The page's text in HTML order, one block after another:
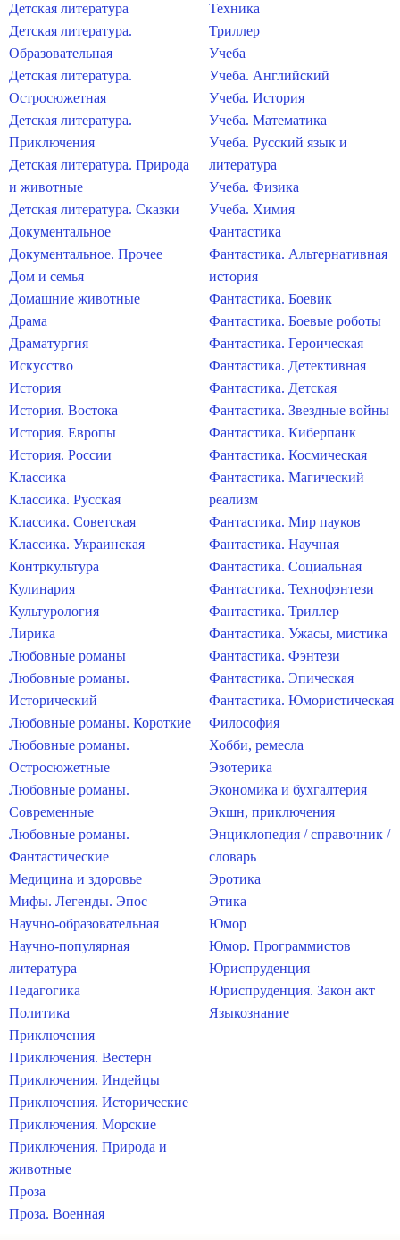
Детская литература
Детская литература.
Образовательная
Детская литература.
Остросюжетная
Детская литература.
Приключения
Детская литература. Природа
и животные
Детская литература. Сказки
Документальное
Документальное. Прочее
Дом и семья
Домашние животные
Драма
Драматургия
Искусство
История
История. Востока
История. Европы
История. России
Классика
Классика. Русская
Классика. Советская
Классика. Украинская
Контркультура
Кулинария
Культурология
Лирика
Любовные романы
Любовные романы.
Исторический
Любовные романы. Короткие
Любовные романы.
Остросюжетные
Любовные романы.
Современные
Любовные романы.
Фантастические
Медицина и здоровье
Мифы. Легенды. Эпос
Научно-образовательная
Научно-популярная
литература
Педагогика
Политика
Приключения
Приключения. Вестерн
Приключения. Индейцы
Приключения. Исторические
Приключения. Морские
Приключения. Природа и
животные
Проза
Проза. Военная
Техника
Триллер
Учеба
Учеба. Английский
Учеба. История
Учеба. Математика
Учеба. Русский язык и
литература
Учеба. Физика
Учеба. Химия
Фантастика
Фантастика. Альтернативная
история
Фантастика. Боевик
Фантастика. Боевые роботы
Фантастика. Героическая
Фантастика. Детективная
Фантастика. Детская
Фантастика. Звездные войны
Фантастика. Киберпанк
Фантастика. Космическая
Фантастика. Магический
реализм
Фантастика. Мир пауков
Фантастика. Научная
Фантастика. Социальная
Фантастика. Технофэнтези
Фантастика. Триллер
Фантастика. Ужасы, мистика
Фантастика. Фэнтези
Фантастика. Эпическая
Фантастика. Юмористическая
Философия
Хобби, ремесла
Эзотерика
Экономика и бухгалтерия
Экшн, приключения
Энциклопедия / справочник /
словарь
Эротика
Этика
Юмор
Юмор. Программистов
Юриспруденция
Юриспруденция. Закон акт
Языкознание